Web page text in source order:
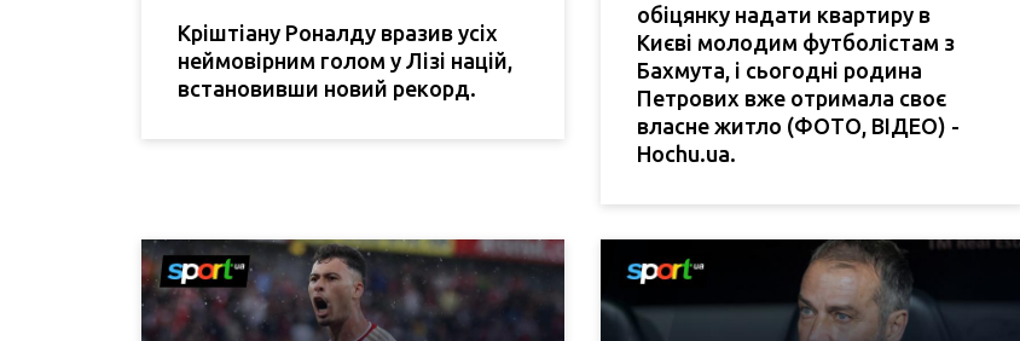
Кріштіану Роналду вразив усіх
неймовірним голом у Лізі націй,
встановивши новий рекорд.
обіцянку надати квартиру в
Києві молодим футболістам з
Бахмута, і сьогодні родина
Петрових вже отримала своє
власне житло (ФОТО, ВІДЕО) -
Hochu.ua.